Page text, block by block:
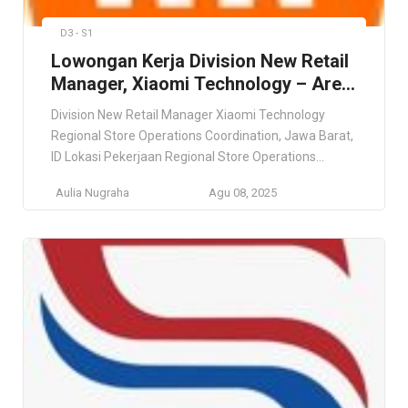
D3 - S1
Lowongan Kerja Division New Retail
Manager, Xiaomi Technology – Area
Jawa Barat
Division New Retail Manager Xiaomi Technology
Regional Store Operations Coordination, Jawa Barat,
ID Lokasi Pekerjaan Regional Store Operations
role offers nationwide placement based on business
Preference will be given to candidates who are open
to relocation. Persyaratan Minimum 5 years of […]
Aulia Nugraha Agu 08, 2025